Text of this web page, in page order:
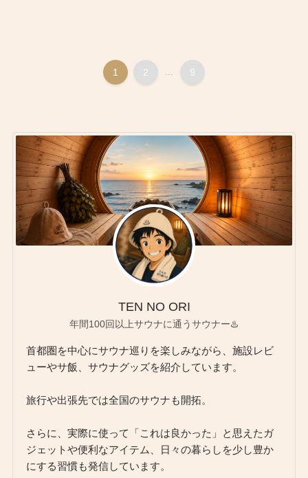
1 2 ... 9
TEN NO ORI
年間100回以上サウナに通うサウナー♨️
首都圏を中心にサウナ巡りを楽しみながら、施設レビ
ューやサ飯、サウナグッズを紹介しています。
旅行や出張先では全国のサウナも開拓。
さらに、実際に使って「これは良かった」と思えたガ
ジェットや便利なアイテム、日々の暮らしを少し豊か
にする習慣も発信しています。